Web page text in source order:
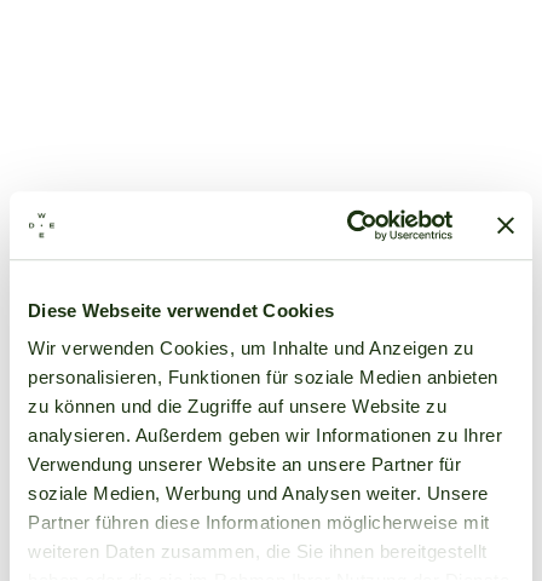
Diese Webseite verwendet Cookies
Wir verwenden Cookies, um Inhalte und Anzeigen zu
personalisieren, Funktionen für soziale Medien anbieten
zu können und die Zugriffe auf unsere Website zu
analysieren. Außerdem geben wir Informationen zu Ihrer
Verwendung unserer Website an unsere Partner für
soziale Medien, Werbung und Analysen weiter. Unsere
Partner führen diese Informationen möglicherweise mit
weiteren Daten zusammen, die Sie ihnen bereitgestellt